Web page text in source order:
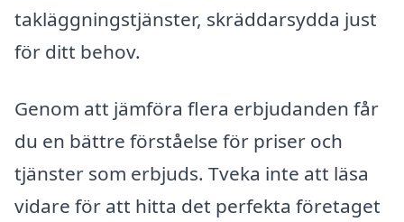
takläggningstjänster, skräddarsydda just
för ditt behov.
Genom att jämföra flera erbjudanden får
du en bättre förståelse för priser och
tjänster som erbjuds. Tveka inte att läsa
vidare för att hitta det perfekta företaget